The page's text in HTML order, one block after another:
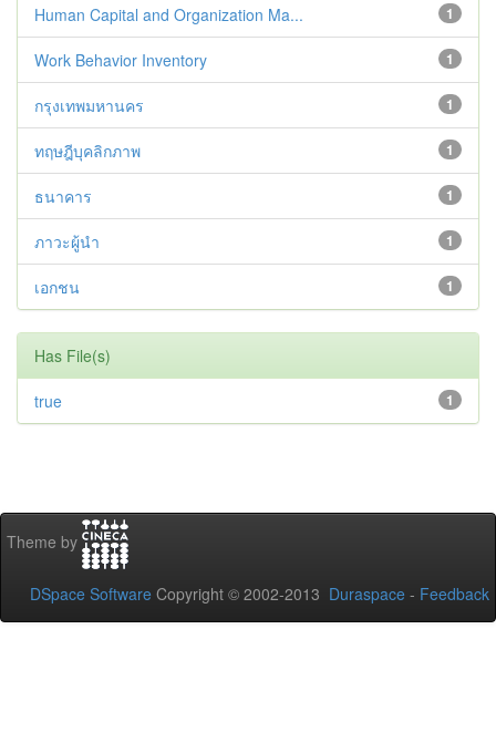
1
Human Capital and Organization Ma...
1
Work Behavior Inventory
1
กรุงเทพมหานคร
1
ทฤษฎีบุคลิกภาพ
1
ธนาคาร
1
ภาวะผู้นำ
1
เอกชน
Has File(s)
1
true
Theme by
DSpace Software Copyright © 2002-2013 Duraspace - Feedback